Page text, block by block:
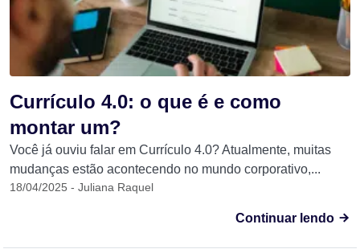
Currículo 4.0: o que é e como
montar um?
Você já ouviu falar em Currículo 4.0? Atualmente, muitas
mudanças estão acontecendo no mundo corporativo,...
18/04/2025 - Juliana Raquel
Continuar lendo